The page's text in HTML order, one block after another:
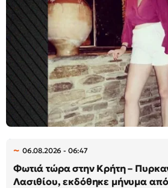
06.08.2026 - 06:47
Φωτιά τώρα στην Κρήτη –
Λασιθίου, εκδόθηκε μήνυμα από